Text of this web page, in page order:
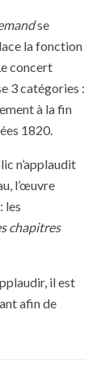
se
la fonction
concert
3 catégories :
à la fin
1820.
n’applaudit
l’œuvre
les
chapitres
il est
afin de